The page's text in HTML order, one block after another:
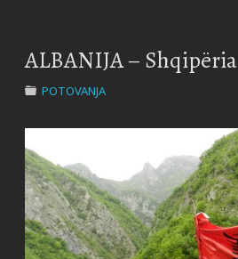
ALBANIJA – Shqipëria
POTOVANJA